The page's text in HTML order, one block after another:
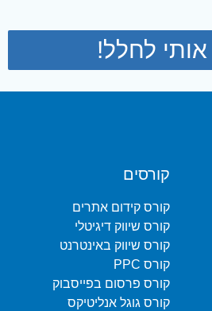
אותי לחלל!
קורסים
קורס קידום אתרים
קורס שיווק דיגיטלי
קורס שיווק באינטרנט
קורס PPC
קורס פרסום בפייסבוק
קורס גוגל אנליטיקס